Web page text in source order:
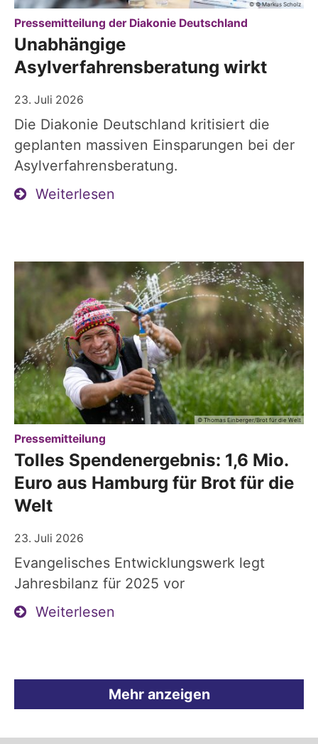
© © Markus Scholz
Pressemitteilung der Diakonie Deutschland
Unabhängige
Asylverfahrensberatung wirkt
23. Juli 2026
Die Diakonie Deutschland kritisiert die
geplanten massiven Einsparungen bei der
Asylverfahrensberatung.
Weiterlesen
© Thomas Einberger/Brot für die Welt
Pressemitteilung
Tolles Spendenergebnis: 1,6 Mio.
Euro aus Hamburg für Brot für die
Welt
23. Juli 2026
Evangelisches Entwicklungswerk legt
Jahresbilanz für 2025 vor
Weiterlesen
Mehr anzeigen